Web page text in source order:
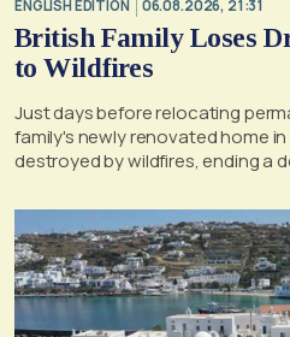
ENGLISH EDITION 06.08.2026, 21:31
British Family Loses
to Wildfires
Just days before relocating
family's newly renovated home
destroyed by wildfires, ending a